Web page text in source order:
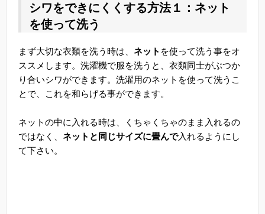
シワをできにくくする方法１：ネット
を使って洗う
まず大切な衣類を洗う時は、 ネット を使って洗う事をオ
ススメします。洗濯機で服を洗うと、衣類同士がぶつか
り合いシワができます。洗濯用のネットを使って洗うこ
とで、これを和らげる事ができます。
ネットの中に入れる時は、くちゃくちゃのまま入れるの
ではなく、 ネットと同じサイズに畳んで入れるようにし
て下さい。